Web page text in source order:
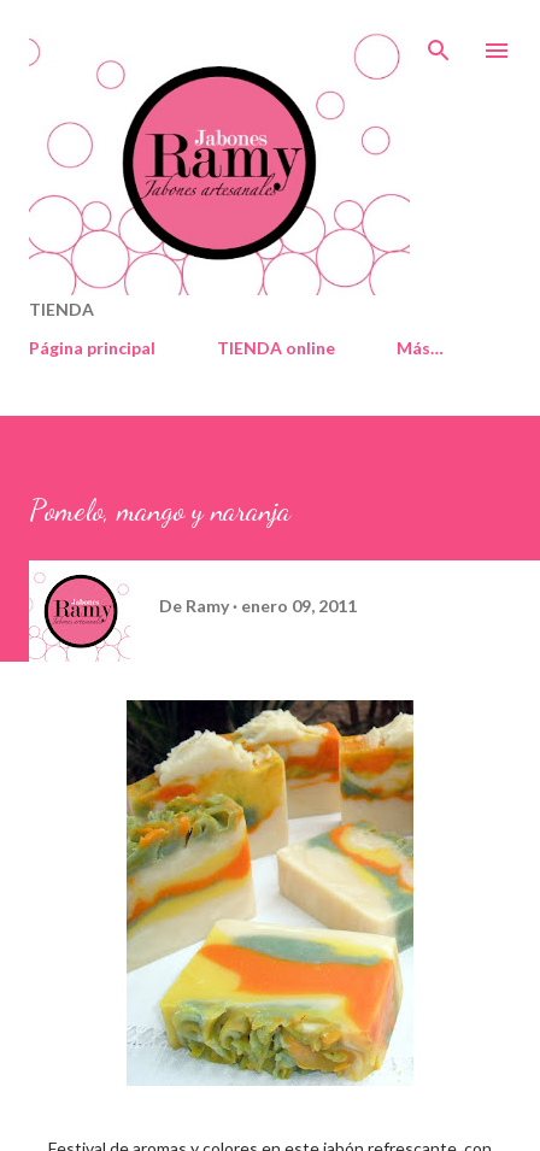
TIENDA
Página principal
TIENDA online Más…
Pomelo, mango y naranja
De Ramy enero 09, 2011